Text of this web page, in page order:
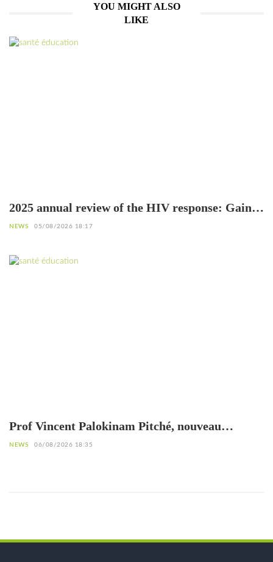
YOU MIGHT ALSO
LIKE
2025 annual review of the HIV response: Gains
to be preserved amid declining resources
NEWS 05/08/2026 18:17
Prof Vincent Palokinam Pitché, nouveau
Directeur général de l’OOAS
NEWS 06/08/2026 18:35